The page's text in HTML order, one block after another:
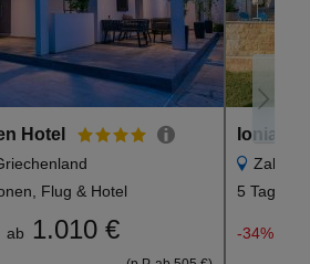
Hotel
Flug & Hotel
ab 1.010 €
Ionian
5 Tage, 2
-34%